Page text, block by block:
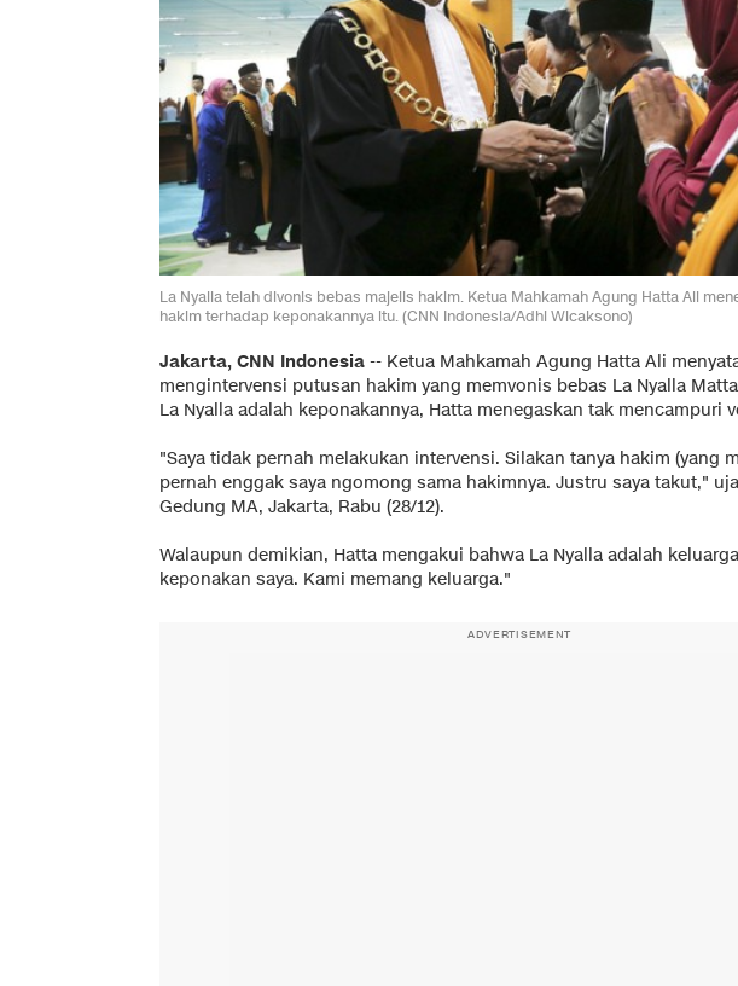
La Nyalla telah divonis bebas majelis hakim. Ketua Mahkamah Agung Hatta Ali
hakim terhadap keponakannya itu. (CNN Indonesia/Adhi Wicaksono)
Jakarta, CNN Indonesia -- Ketua Mahkamah Agung Hatta Ali
mengintervensi putusan hakim yang memvonis bebas La Nyalla
La Nyalla adalah keponakannya, Hatta menegaskan tak mencampuri
"Saya tidak pernah melakukan intervensi. Silakan tanya hakim (yang
pernah enggak saya ngomong sama hakimnya. Justru saya takut,"
Gedung MA, Jakarta, Rabu (28/12).
Walaupun demikian, Hatta mengakui bahwa La Nyalla adalah
keponakan saya. Kami memang keluarga."
ADVERTISEMENT